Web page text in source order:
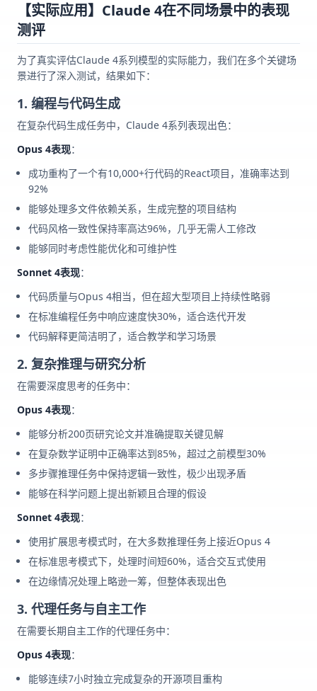
【实际应用】Claude 4在不同场景中的表现
测评
为了真实评估Claude 4系列模型的实际能力，我们在多个关键场
景进行了深入测试，结果如下：
1. 编程与代码生成
在复杂代码生成任务中，Claude 4系列表现出色：
Opus 4表现：
成功重构了一个有10,000+行代码的React项目，准确率达到
92%
能够处理多文件依赖关系，生成完整的项目结构
代码风格一致性保持率高达96%，几乎无需人工修改
能够同时考虑性能优化和可维护性
Sonnet 4表现：
代码质量与Opus 4相当，但在超大型项目上持续性略弱
在标准编程任务中响应速度快30%，适合迭代开发
代码解释更简洁明了，适合教学和学习场景
2. 复杂推理与研究分析
在需要深度思考的任务中：
Opus 4表现：
能够分析200页研究论文并准确提取关键见解
在复杂数学证明中正确率达到85%，超过之前模型30%
多步骤推理任务中保持逻辑一致性，极少出现矛盾
能够在科学问题上提出新颖且合理的假设
Sonnet 4表现：
使用扩展思考模式时，在大多数推理任务上接近Opus 4
在标准思考模式下，处理时间短60%，适合交互式使用
在边缘情况处理上略逊一筹，但整体表现出色
3. 代理任务与自主工作
在需要长期自主工作的代理任务中：
Opus 4表现：
能够连续7小时独立完成复杂的开源项目重构